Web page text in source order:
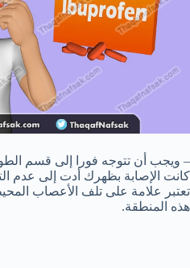
– ويجب أن تتوجه فورا إلى قسم
كانت الإصابة بظهرك أدت إلى عدم
تعتبر علامة على تلف الأعصاب
هذه المنطقة.